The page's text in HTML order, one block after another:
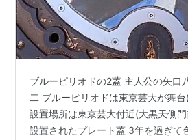
ブルーピリオドの2蓋 主人公の矢口
二 ブルーピリオドは東京芸大が舞
設置場所は東京芸大付近(大黒天側
設置されたプレート蓋 3年を過ぎて